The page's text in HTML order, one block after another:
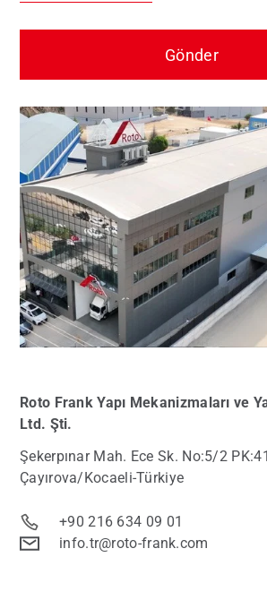
Roto Frank Yapı Mekanizmalarıve
Ltd. Şti.
Şekerpınar Mah. Ece Sk. No:5/2
Çayırova/Kocaeli-Türkiye
+90 216 634 09 01
info.tr@roto-frank.com
Gönder